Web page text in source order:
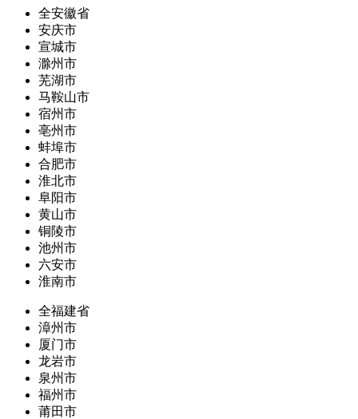
全安徽省
安庆市
宣城市
滁州市
芜湖市
马鞍山市
宿州市
亳州市
蚌埠市
合肥市
淮北市
阜阳市
黄山市
铜陵市
池州市
六安市
淮南市
全福建省
漳州市
厦门市
龙岩市
泉州市
福州市
莆田市